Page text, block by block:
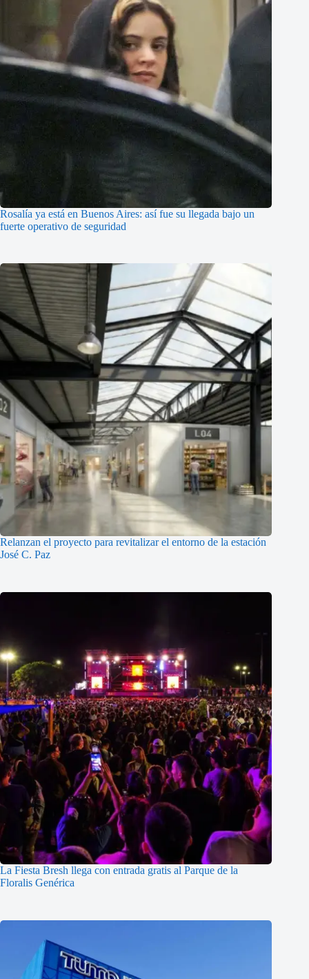
Rosalía ya está en Buenos Aires: así fue su llegada bajo un
fuerte operativo de seguridad
Relanzan el proyecto para revitalizar el entorno de la estación
José C. Paz
La Fiesta Bresh llega con entrada gratis al Parque de la
Floralis Genérica